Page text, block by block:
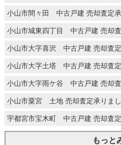
小山市間々田 中古戸建 売却査定
小山市城東四丁目 中古戸建 売却
小山市大字喜沢 中古戸建 売却査
小山市大字土塔 中古戸建 売却査
小山市大字雨ケ谷 中古戸建 売却
小山市粟宮 土地 売却査定承りま
宇都宮市宝木町 中古戸建 売却査
もっと